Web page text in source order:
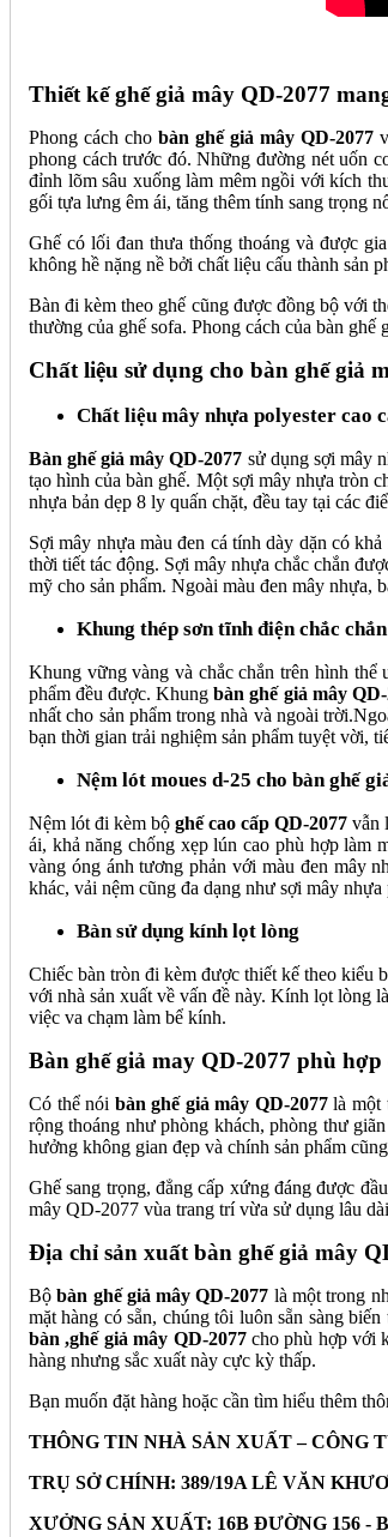
Thiết kế ghế giả mây QD-2077
Phong cách cho bàn ghế giả mây QD-2077
phong cách trước đó. Những đường nét uốn
đỉnh lõm sâu xuống làm mêm ngồi với kích
gối tựa lưng êm ái, tăng thêm tính sang trọng
Ghế có lối đan thưa thống thoáng và được
không hề nặng nề bởi chất liệu cấu thành sản
Bàn đi kèm theo ghế cũng được đồng bộ với
thường của ghế sofa. Phong cách của bàn
Chất liệu sử dụng cho bàn ghế giả
Chất liệu mây nhựa polyester cao
Bàn ghế giả mây QD-2077 sử dụng sợi mây
tạo hình của bàn ghế. Một sợi mây nhựa tròn
nhựa bản dẹp 8 ly quấn chặt, đều tay tại các
Sợi mây nhựa màu đen cá tính dày dặn có
thời tiết tác động. Sợi mây nhựa chắc chắn
mỹ cho sản phẩm. Ngoài màu đen mây nhựa,
Khung thép sơn tĩnh điện chắc chắn
Khung vững vàng và chắc chắn trên hình
phẩm đều được. Khungbàn ghế giả mây
nhất cho sản phẩm trong nhà và ngoài
bạn thời gian trải nghiệm sản phẩm tuyệt vời,
Nệm lót moues d-25 cho bàn ghế
Nệm lót đi kèm bộghế cao cấp QD-2077 vẫn
ái, khả năng chống xẹp lún cao phù hợp làm
vàng óng ánh tương phản với màu đen mây
khác, vải nệm cũng đa dạng như sợi mây nhựa
Bàn sử dụng kính lọt lòng
Chiếc bàn tròn đi kèm được thiết kế theo kiểu
với nhà sản xuất về vấn đề này. Kính lọt lòng
việc va chạm làm bể kính.
Bàn ghế giả may QD-2077 phù
Có thể nói bàn ghế giả mây QD-2077là một
rộng thoáng như phòng khách, phòng thư
hưởng không gian đẹp và chính sản phẩm
Ghế sang trọng, đẳng cấp xứng đáng được
mây QD-2077 vùa trang trí vừa sử dụng lâu
Địa chỉ sản xuất bàn ghế giả mây
Bộbàn ghế giả mây QD-2077 là một trong
mặt hàng có sẵn, chúng tôi luôn sẵn sàng
bàn ,ghế giả mây QD-2077cho phù hợp với
hàng nhưng sắc xuất này cực kỳ thấp.
Bạn muốn đặt hàng hoặc cần tìm hiểu thêm
THÔNG TIN NHÀ SẢN XUẤT – CÔNG
TRỤ SỞ CHÍNH: 389/19A LÊ VĂN
XƯỞNG SẢN XUẤT: 16B ĐƯỜNG 156 -